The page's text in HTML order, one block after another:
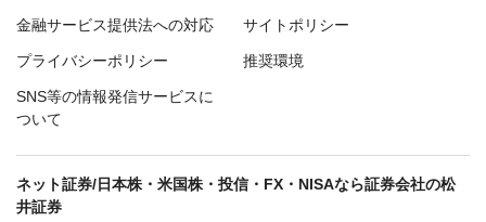
金融サービス提供法への対応 サイトポリシー
プライバシーポリシー 推奨環境
SNS等の情報発信サービスに
ついて
ネット証券/日本株・米国株・投信・FX・NISAなら証券会社の松
井証券